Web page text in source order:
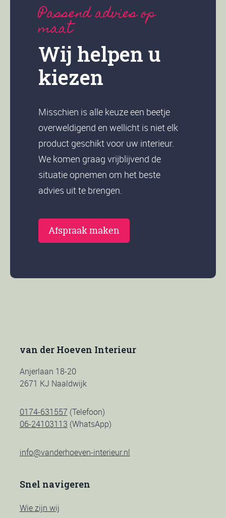
Passend advies op
maat
Wij helpen u
kiezen
Misschien is alle keuze een beetje
overweldigend en wellicht is niet elk
product geschikt voor uw interieur.
We komen graag vrijblijvend de
situatie opnemen om het beste
advies uit te brengen.
Afspraak maken
van der Hoeven Interieur
Anjerlaan 18-20
2671 KJ Naaldwijk
0174-631557 (Telefoon)
06-24103113 (WhatsApp)
info@vanderhoeven-interieur.nl
Snel navigeren
Wie zijn wij